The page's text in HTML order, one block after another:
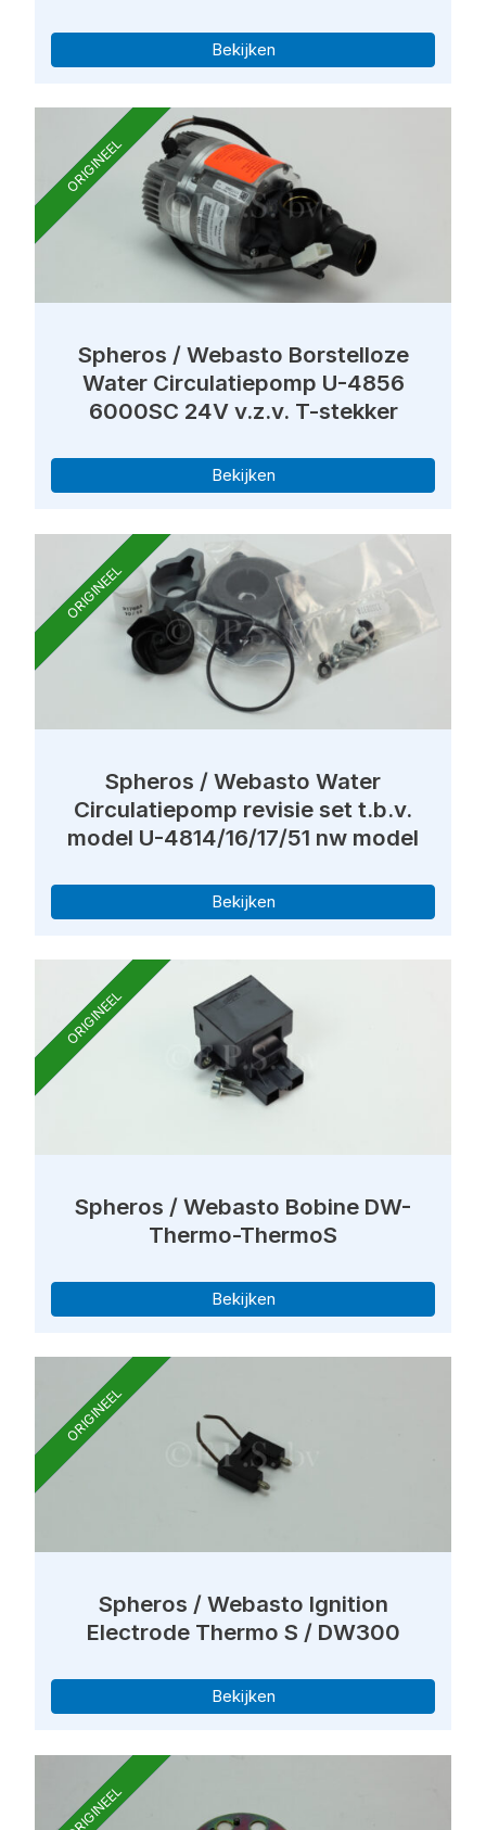
Bekijken
ORIGINEEL
Spheros / Webasto Borstelloze
Water Circulatiepomp U-4856
6000SC 24V v.z.v. T-stekker
Bekijken
ORIGINEEL
Spheros / Webasto Water
Circulatiepomp revisie set t.b.v.
model U-4814/16/17/51 nw model
Bekijken
ORIGINEEL
Spheros / Webasto Bobine DW-
Thermo-ThermoS
Bekijken
ORIGINEEL
Spheros / Webasto Ignition
Electrode Thermo S / DW300
Bekijken
ORIGINEEL